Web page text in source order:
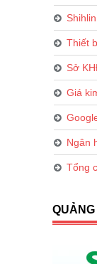
Thiết
Sở
Giá
Ngân
Tổng